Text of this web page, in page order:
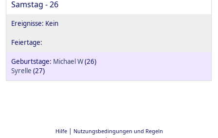
Samstag - 26
Michael W(26)
Syrelle (27)
Hilfe| Nutzungsbedingungen und Regeln